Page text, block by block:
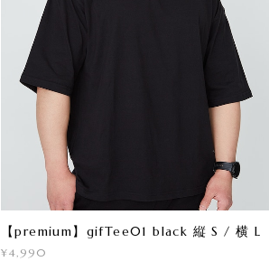
【premium】gifTee01 black 縦 S / 横 L
¥4,990